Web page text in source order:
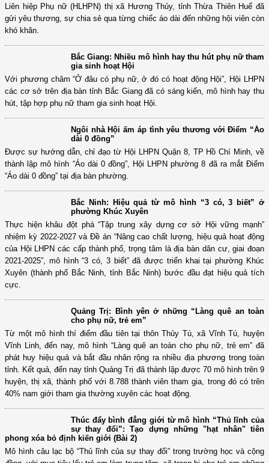
Yêu thương qua từng chiếc áo dài
10 tủ áo dài “Ai có đến cho, ai cần đến lấy” ở 10 xã,
sự chia sẻ qua từng chiếc áo dài đến những hội viên còn khó khăn.
Bắc Giang: Nhiều mô hình hay thu hút phụ nữ tham
gia sinh hoạt Hội
Với phương châm “Ở đâu có phụ nữ, ở đó có hoạt
Giang đã có sáng kiến, mô hình hay thu hút, tập hợp
phụ nữ tham gia sinh hoạt Hội.
Ngôi nhà Hội ấm áp tình yêu thương với Điểm “Áo
dài 0 đồng”
thành lập mô hình “Áo dài 0 đồng”, Hội LHPN phường 8 đã ra mắt Điểm
“Áo dài 0 đồng” tại địa bàn phường.
Bắc Ninh: Hiệu quả từ mô hình “3 có, 3 biết” ở
phường Khúc Xuyên
Thực hiện khâu đột phá “Tập trung xây dựng cơ sở Hội vững mạnh”
nhiệm kỳ 2022-2027 và Đề án “Nâng cao chất lượng, hiệu quả hoạt động
của Hội LHPN các cấp thành phố, trọng tâm là địa bàn dân cư, giai đoạn
Xuyên (thành phố Bắc Ninh, tỉnh Bắc Ninh) bước đầu đạt hiệu quả tích
Quảng Trị: Bình yên ở những “Làng quê an toàn
cho phụ nữ, trẻ em”
Từ một mô hình thí điểm đầu tiên tại thôn Thủy Tú, xã Vĩnh Tú, huyện
Vĩnh Linh, đến nay, mô hình “Làng quê an toàn cho phụ nữ, trẻ em” đã
phát huy hiệu quả và bắt đầu nhân rộng ra nhiều địa phương trong toàn
huyện, thị xã, thành phố với 8.788 thành viên tham gia, trong đó có trên
40% nam giới tham gia thường xuyên các hoạt động.
Thúc đẩy bình đẳng giới từ mô hình “Thủ lĩnh của